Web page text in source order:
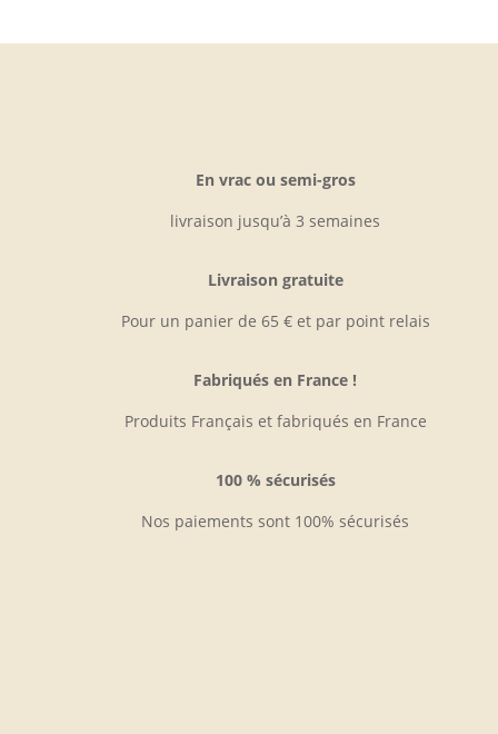
variations.
choisies
sur
page
produit
En vrac ou semi-gros
livraison jusqu’à 3 semaines
Livraison gratuite
Pour un panier de 65 € et par point relais
Fabriqués en France !
Produits Français et fabriqués en France
100 % sécurisés
Nos paiements sont 100% sécurisés